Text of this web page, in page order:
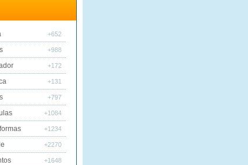
+652
+988
+172
+131
+797
+1084
+1234
+2270
+1648